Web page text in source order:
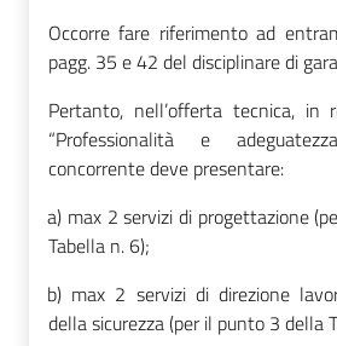
Occorre fare riferimento ad
pagg. 35 e 42 del disciplinare di
Pertanto, nell’offerta tecnica, in
“Professionalità e
concorrente deve presentare:
a) max 2 servizi di progettazione
Tabella n. 6);
b) max 2 servizi di direzione
della sicurezza (per il punto 3 della